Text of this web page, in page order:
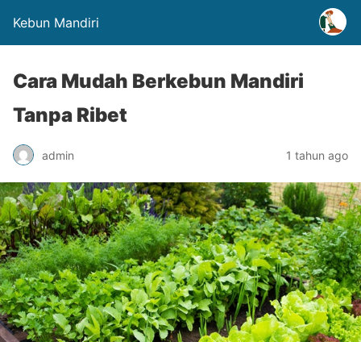
Kebun Mandiri
Cara Mudah Berkebun Mandiri
Tanpa Ribet
admin 1 tahun ago